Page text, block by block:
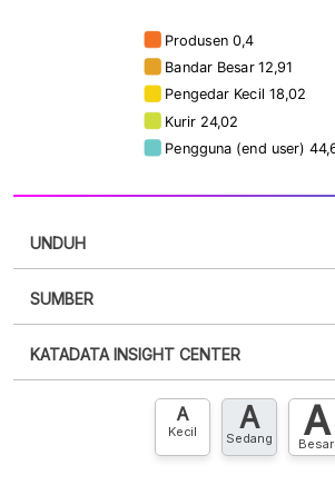
UNDUH
XLS
SUMBER
punya akun?Silakan Daftar sekarang
KATADATA INSIGHT CENTER
Hubungi sekarang »
A
Kecil A
Sedang A
Besar